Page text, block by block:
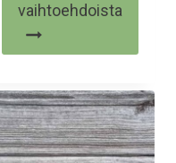
vaihtoehdoista
tuotteella
on
useampi